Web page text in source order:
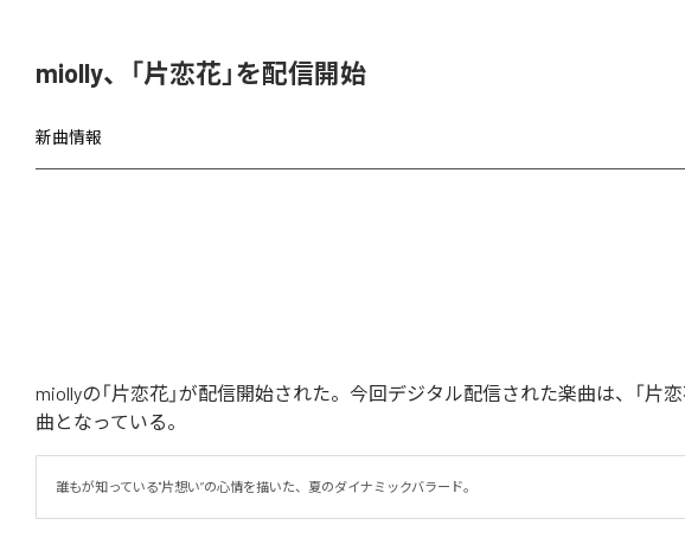
miolly、「片恋花」を配信開始
新曲情報
miollyの「片恋花」が配信開始された。今回デジタル配信された楽曲は、「片恋
曲となっている。
誰もが知っている"片想い”の心情を描いた、夏のダイナミックバラード。